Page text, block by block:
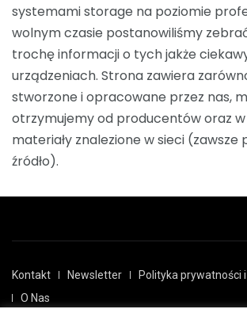
systemami storage na poziomie
wolnym czasie postanowiliśmy
trochę informacji o tych jakże
urządzeniach. Strona zawiera
stworzone i opracowane przez nas,
otrzymujemy od producentów oraz
materiały znalezione w sieci (zawsze
źródło).
Kontakt Newsletter
Polityka prywatności
O Nas